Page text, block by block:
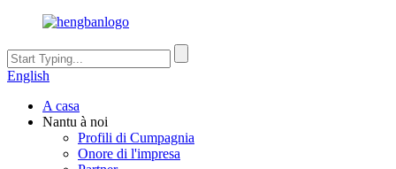
English
A casa
Nantu à noi
Profili di Cumpagnia
Onore di l'impresa